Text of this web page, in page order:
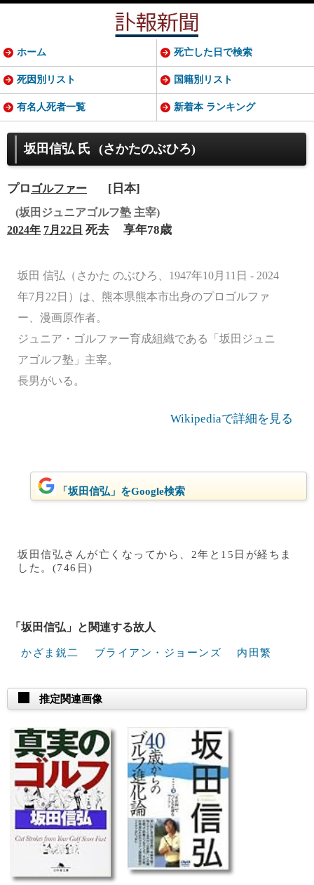
坂田信弘 氏 (さかたのぶひろ)
プロ ゴルファー [日本]
(坂田ジュニアゴルフ塾 主宰)
2024年 7月22日 死去 享年78歳
坂田 信弘（さかた のぶひろ、1947年10月11日 - 2024
年7月22日）は、熊本県熊本市出身のプロゴルファ
ー、漫画原作者。
ジュニア・ゴルファー育成組織である「坂田ジュニ
アゴルフ塾」主宰。
長男がいる。
Wikipediaで詳細を見る
「坂田信弘」をGoogle検索
坂田信弘さんが亡くなってから、2年と15日が経ちま
した。(746日)
「坂田信弘」と関連する故人
かざま鋭二 ブライアン・ジョーンズ 内田繁
推定関連画像
ホーム 死亡した日で検索
死因別リスト 国籍別リスト
有名人死者一覧 新着本 ランキング